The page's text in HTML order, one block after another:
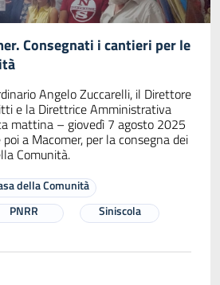
Consegnati i cantieri per le
Angelo Zuccarelli, il Direttore
e la Direttrice Amministrativa
mattina – giovedì 7 agosto 2025
a Macomer, per la consegna dei
Comunità.
della Comunità
PNRR Siniscola